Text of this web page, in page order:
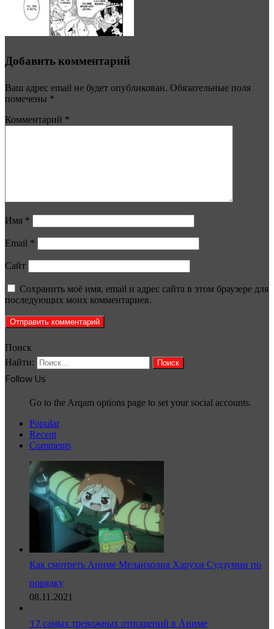
Добавить комментарий
Ваш адрес email не будет опубликован. Обязательные поля
помечены *
Комментарий *
Имя *
Email *
Сайт
Сохранить моё имя, email и адрес сайта в этом браузере для
последующих моих комментариев.
Поиск
Найти:
Follow Us
Go to the Arqam options page to set your social accounts.
Popular
Recent
Comments
Как смотреть Аниме Меланхолия Харухи Судзумии по
порядку
08.11.2021
17 самых тревожных отношений в Аниме